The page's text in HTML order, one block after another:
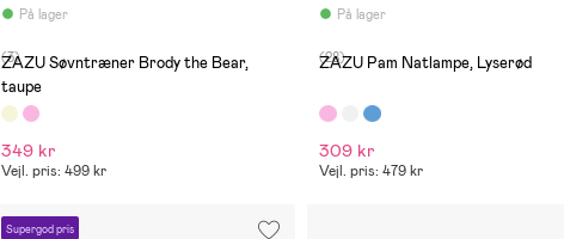
På lager
(3)
ZAZU Søvntræner Brody the Bear,
taupe
349 kr
Vejl. pris: 499 kr
På lager
(28)
ZAZU Pam Natlampe, Lyserød
309 kr
Vejl. pris: 479 kr
Supergod pris